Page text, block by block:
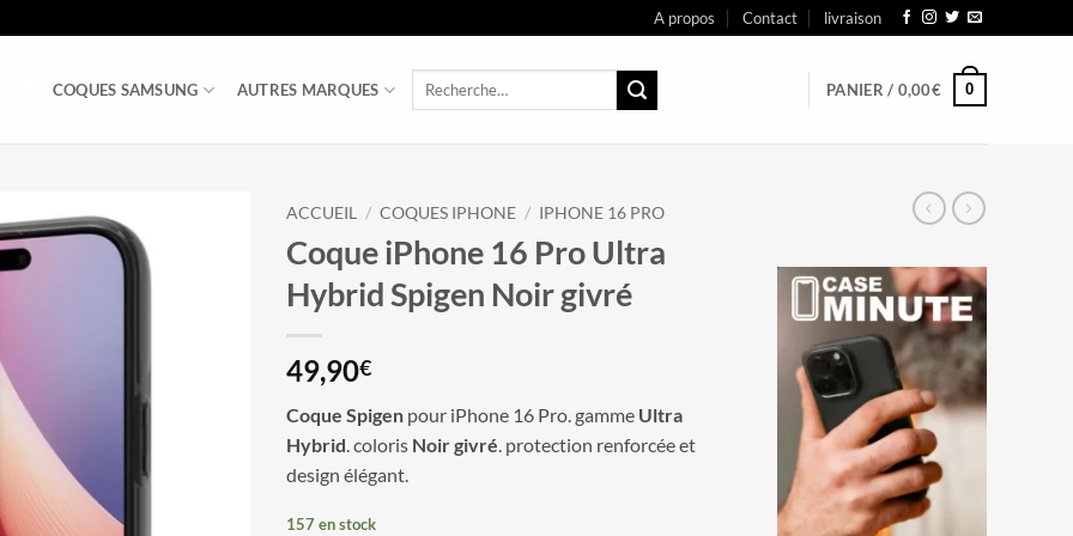
A propos Contact livraison
COQUES SAMSUNG AUTRES MARQUES
Recherche
PANIER / 0,00€ 0
ACCUEIL / COQUES IPHONE / IPHONE 16 PRO
Coque iPhone 16 Pro Ultra
Hybrid Spigen Noir givré
49,90€
Coque Spigen pour iPhone 16 Pro. gamme Ultra
Hybrid . coloris Noir givré . protection renforcée et
design élégant.
157 en stock